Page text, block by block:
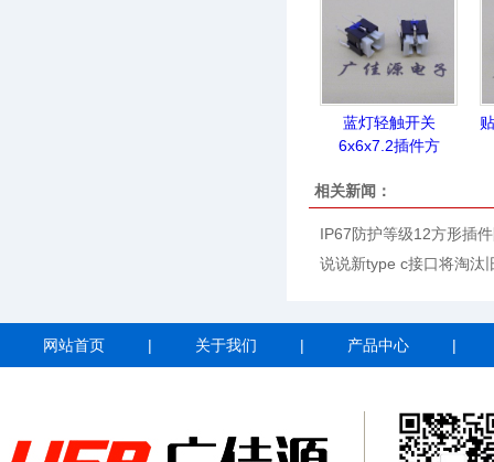
蓝灯轻触开关
6x6x7.2插件方
相关新闻：
IP67防护等级12方形插
说说新type c接口将淘汰
网站首页 | 关于我们 | 产品中心 |